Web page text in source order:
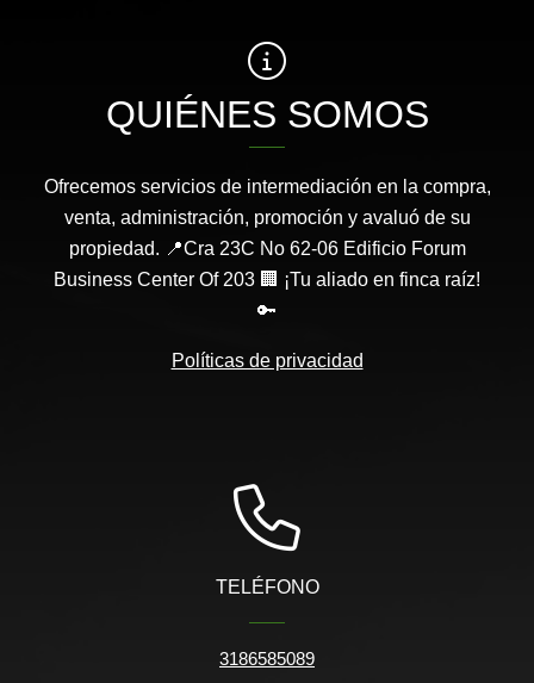
QUIÉNES SOMOS
Ofrecemos servicios de intermediación en la compra,
venta, administración, promoción y avaluó de su
propiedad. 📍Cra 23C No 62-06 Edificio Forum
Business Center Of 203 🏢 ¡Tu aliado en finca raíz!
🔑
Políticas de privacidad
TELÉFONO
3186585089